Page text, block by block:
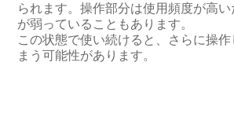
られます。操作部分は使用頻度が高
が弱っていることもあります。
この状態で使い続けると、さらに操
まう可能性があります。